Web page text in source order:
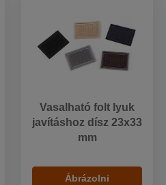
Vasalható folt lyuk
javításhoz dísz 23x33
mm
Ábrázolni